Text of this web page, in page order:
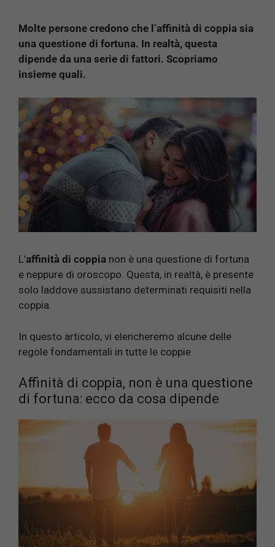
Molte persone credono che l’affinità di coppia sia
una questione di fortuna. In realtà, questa
dipende da una serie di fattori. Scopriamo
insieme quali.
L’affinità di coppia non è una questione di fortuna
e neppure di oroscopo. Questa, in realtà, è presente
solo laddove sussistano determinati requisiti nella
coppia.
In questo articolo, vi elencheremo alcune delle
regole fondamentali in tutte le coppie
Affinità di coppia, non è una questione
di fortuna: ecco da cosa dipende